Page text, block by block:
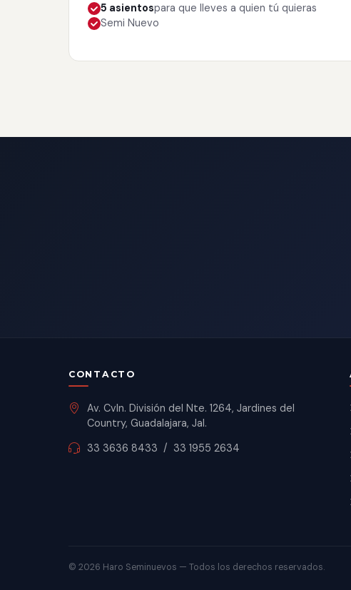
5 asientospara que lleves a quien tú quieras
Semi Nuevo
CONTACTO
Av. Cvln. División del Nte. 1264, Jardines del
Country, Guadalajara, Jal.
33 3636 8433 / 33 1955 2634
© 2026 Haro Seminuevos — Todos los derechos reservados.